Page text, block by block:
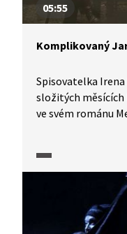
05:55
Komplikovaný
Spisovatelka
složitých měsících
ve svém románu
střety jeho dvou
literární i
i ukázka z
která trefně
by asi tak bylo,